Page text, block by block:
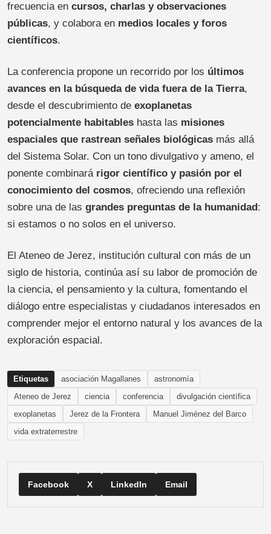
frecuencia en cursos, charlas y observaciones
públicas, y colabora en medios locales y foros
científicos.
La conferencia propone un recorrido por los últimos
avances en la búsqueda de vida fuera de la Tierra,
desde el descubrimiento de exoplanetas
potencialmente habitables hasta las misiones
espaciales que rastrean señales biológicas más allá
del Sistema Solar. Con un tono divulgativo y ameno, el
ponente combinará rigor científico y pasión por el
conocimiento del cosmos, ofreciendo una reflexión
sobre una de las grandes preguntas de la humanidad:
si estamos o no solos en el universo.
El Ateneo de Jerez, institución cultural con más de un
siglo de historia, continúa así su labor de promoción de
la ciencia, el pensamiento y la cultura, fomentando el
diálogo entre especialistas y ciudadanos interesados en
comprender mejor el entorno natural y los avances de la
exploración espacial.
Etiquetas asociación Magallanes
astronomía
Ateneo de Jerez
ciencia conferencia
divulgación científica
exoplanetas
Jerez de la Frontera
Manuel Jiménez del Barco
vida extraterrestre
Facebook X LinkedIn Email